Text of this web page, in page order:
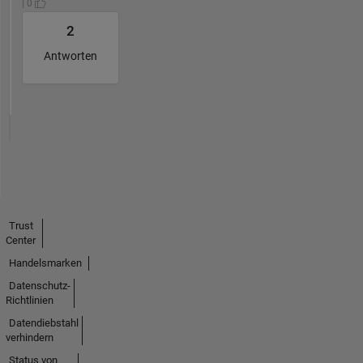
| 0
2
Antworten
Trust
Center
Handelsmarken
Datenschutz-
Richtlinien
Datendiebstahl
verhindern
Status von